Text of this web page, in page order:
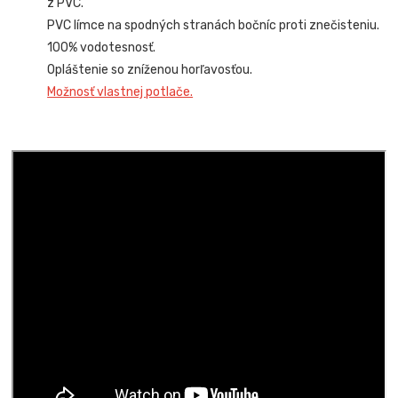
z PVC.
PVC límce na spodných stranách bočníc proti znečisteniu.
100% vodotesnosť.
Opláštenie so zníženou horľavosťou.
Možnosť vlastnej potlače.